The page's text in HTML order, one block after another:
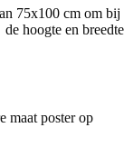
75x100 cm om bij
hoogte en breedte
maat poster op